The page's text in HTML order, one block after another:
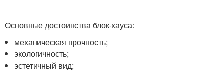
Основные достоинства блок-хауса:
механическая прочность;
экологичность;
эстетичный вид;